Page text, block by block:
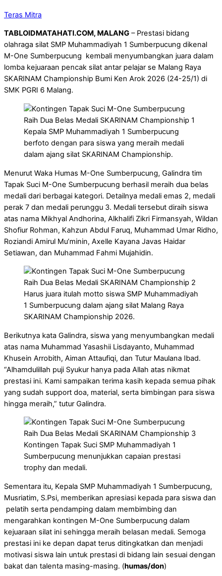
Teras Mitra
TABLOIDMATAHATI.COM, MALANG – Prestasi bidang
olahraga silat SMP Muhammadiyah 1 Sumberpucung dikenal
M-One Sumberpucung kembali menyumbangkan juara dalam
lomba kejuaraan pencak silat antar pelajar se Malang Raya
SKARINAM Championship Bumi Ken Arok 2026 (24-25/1) di
SMK PGRI 6 Malang.
Kepala SMP Muhammadiyah 1 Sumberpucung
berfoto dengan para siswa yang meraih medali
dalam ajang silat SKARINAM Championship.
Menurut Waka Humas M-One Sumberpucung, Galindra tim
Tapak Suci M-One Sumberpucung berhasil meraih dua belas
medali dari berbagai kategori. Detailnya medali emas 2, medali
perak 7 dan medali perunggu 3. Medali tersebut diraih siswa
atas nama Mikhyal Andhorina, Alkhalifi Zikri Firmansyah, Wildan
Shofiur Rohman, Kahzun Abdul Faruq, Muhammad Umar Ridho,
Roziandi Amirul Mu’minin, Axelle Kayana Javas Haidar
Setiawan, dan Muhammad Fahmi Mujahidin.
Harus juara itulah motto siswa SMP Muhammadiyah
1 Sumberpucung dalam ajang silat Malang Raya
SKARINAM Championship 2026.
Berikutnya kata Galindra, siswa yang menyumbangkan medali
atas nama Muhammad Yasashii Lisdayanto, Muhammad
Khusein Arrobith, Aiman Attaufiqi, dan Tutur Maulana Ibad.
“Alhamdulillah puji Syukur hanya pada Allah atas nikmat
prestasi ini. Kami sampaikan terima kasih kepada semua pihak
yang sudah support doa, material, serta bimbingan para siswa
hingga meraih,” tutur Galindra.
Kontingen Tapak Suci SMP Muhammadiyah 1
Sumberpucung menunjukkan capaian prestasi
trophy dan medali.
Sementara itu, Kepala SMP Muhammadiyah 1 Sumberpucung,
Musriatim, S.Psi, memberikan apresiasi kepada para siswa dan
pelatih serta pendamping dalam membimbing dan
mengarahkan kontingen M-One Sumberpucung dalam
kejuaraan silat ini sehingga meraih belasan medali. Semoga
prestasi ini ke depan dapat terus ditingkatkan dan menjadi
motivasi siswa lain untuk prestasi di bidang lain sesuai dengan
bakat dan talenta masing-masing. (humas/don)